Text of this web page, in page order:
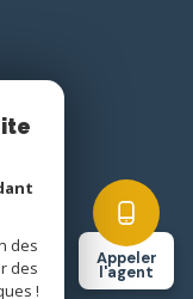
Appeler
l'agent
des
des
!